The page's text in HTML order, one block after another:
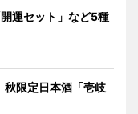
運セット」など5種
限定日本酒「壱岐